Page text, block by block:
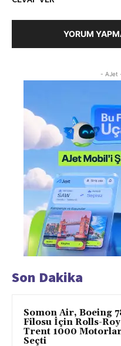
YORUM
- AJet
Son Dakika
Somon Air, Boeing
Filosu İçin Rolls-
Trent 1000
Seçti